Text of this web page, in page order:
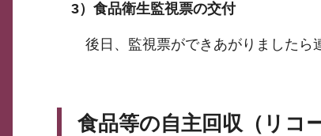
3） 食品衛生監視票の交付
後日、監視票ができあがりましたら
食品等の自主回収（リコ